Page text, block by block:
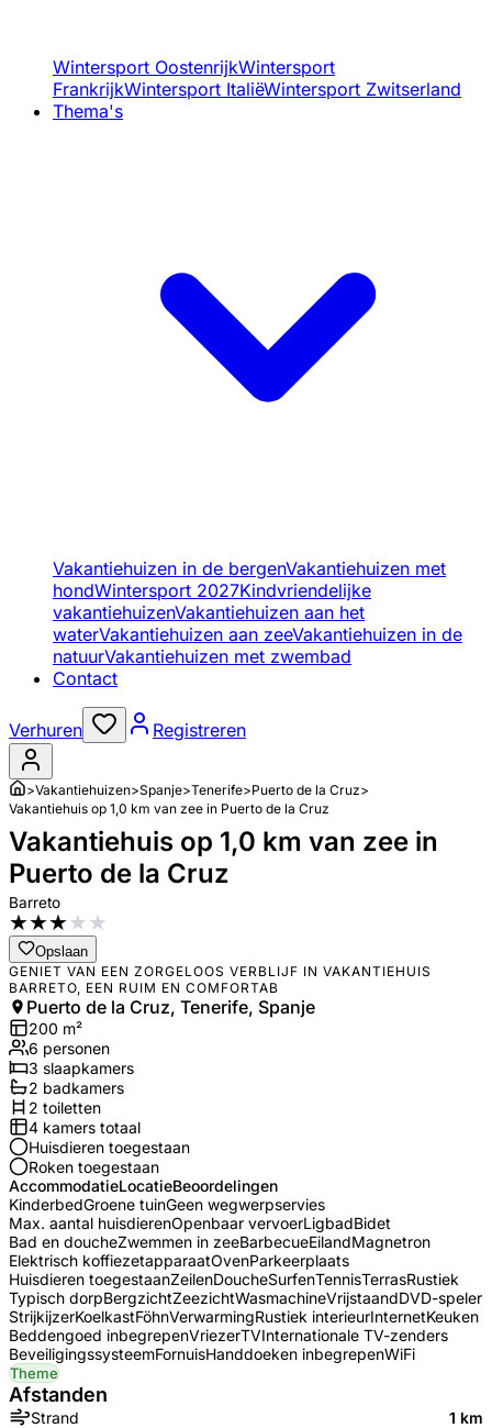
Wintersport OostenrijkWintersport
FrankrijkWintersport ItaliëWintersport Zwitserland
Thema's
Vakantiehuizen in de bergenVakantiehuizen met
hondWintersport 2027Kindvriendelijke
vakantiehuizenVakantiehuizen aan het
waterVakantiehuizen aan zeeVakantiehuizen in de
natuurVakantiehuizen met zwembad
Contact
Verhuren Registreren
>Vakantiehuizen>Spanje>Tenerife>Puerto de la Cruz>
Vakantiehuis op 1,0 km van zee in Puerto de la Cruz
Vakantiehuis op 1,0 km van zee in
Puerto de la Cruz
Barreto
★★★★★
Opslaan
GENIET VAN EEN ZORGELOOS VERBLIJF IN VAKANTIEHUIS
BARRETO, EEN RUIM EN COMFORTAB
Puerto de la Cruz, Tenerife, Spanje
200 m²
6 personen
3 slaapkamers
2 badkamers
2 toiletten
4 kamers totaal
Huisdieren toegestaan
Roken toegestaan
AccommodatieLocatieBeoordelingen
KinderbedGroene tuinGeen wegwerpservies
Max. aantal huisdierenOpenbaar vervoerLigbadBidet
Bad en doucheZwemmen in zeeBarbecueEilandMagnetron
Elektrisch koffiezetapparaatOvenParkeerplaats
Huisdieren toegestaanZeilenDoucheSurfenTennisTerrasRustiek
Typisch dorpBergzichtZeezichtWasmachineVrijstaandDVD-speler
StrijkijzerKoelkastFöhnVerwarmingRustiek interieurInternetKeuken
Beddengoed inbegrepenVriezerTVInternationale TV-zenders
BeveiligingssysteemFornuisHanddoeken inbegrepenWiFi
Theme
Afstanden
Strand
1 km